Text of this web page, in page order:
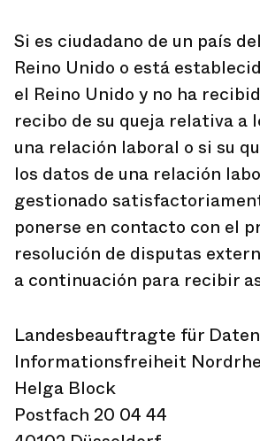
Si es ciudadano de un país
Reino Unido o está
el Reino Unido y no ha
recibo de su queja relativa a
una relación laboral o si su
los datos de una relación
gestionado
ponerse en contacto con el
resolución de disputas
a continuación para recibir
Landesbeauftragte für
Informationsfreiheit
Helga Block
Postfach 20 04 44